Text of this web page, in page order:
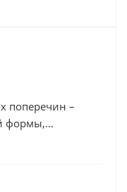
поперечин –
формы,
прочный